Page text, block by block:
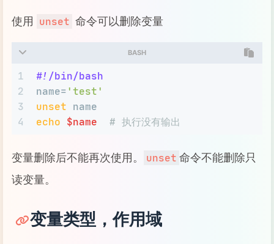
使用 unset 命令可以删除变量
BASH
1
2
3
4
#!/bin/bash
name= 'test'
unset name
echo $name # 执行没有输出
变量删除后不能再次使用。 unset 命令不能删除只
读变量。
变量类型，作用域